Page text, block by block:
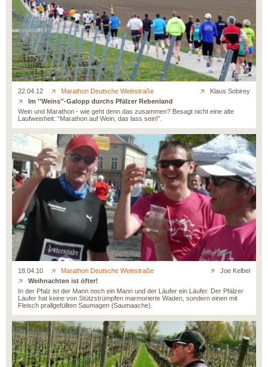
22.04.12 Marathon Deutsche Weinstraße
Klaus Sobirey
Im ''Weins''-Galopp durchs Pfälzer Rebenland
Wein und Marathon - wie geht denn das zusammen? Besagt nicht eine alte
Laufweisheit: “Marathon auf Wein, das lass sein!”.
18.04.10 Marathon Deutsche Weinstraße
Joe Kelbel
Weihnachten ist öfter!
In der Pfalz ist der Mann noch ein Mann und der Läufer ein Läufer. Der Pfälzer
Läufer hat keine von Stützstrümpfen marmorierte Waden, sondern einen mit
Fleisch prallgefüllten Saumagen (Saumaache).